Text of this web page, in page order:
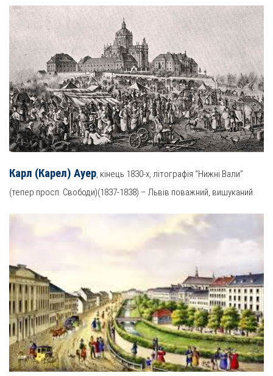
Карл (Карел) Ауер, кінець 1830-х, літографія “Нижні Вали”
(тепер просп. Свободи)(1837-1838) – Львів поважний, вишуканий.